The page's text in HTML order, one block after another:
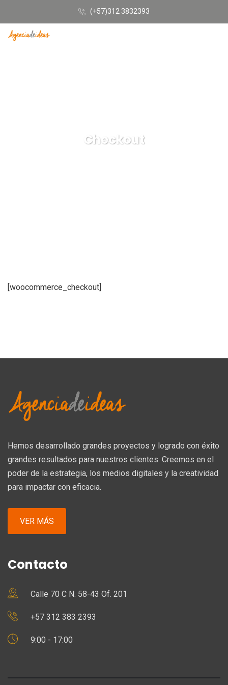
(+57)312 3832393
Checkout
[woocommerce_checkout]
Hemos desarrollado grandes proyectos y logrado con éxito
grandes resultados para nuestros clientes. Creemos en el
poder de la estrategia, los medios digitales y la creatividad
para impactar con eficacia.
VER MÁS
Contacto
Calle 70 C N. 58-43 Of. 201
+57 312 383 2393
9:00 - 17:00